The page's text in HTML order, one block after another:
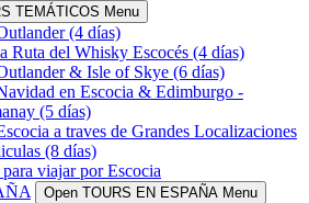
TEMÁTICOS Menu
(4 días)
Ruta del Whisky Escocés (4 días)
& Isle of Skye (6 días)
en Escocia & Edimburgo -
(5 días)
a traves de Grandes Localizaciones
(8 días)
viajar por Escocia
Open TOURS EN ESPAÑA Menu